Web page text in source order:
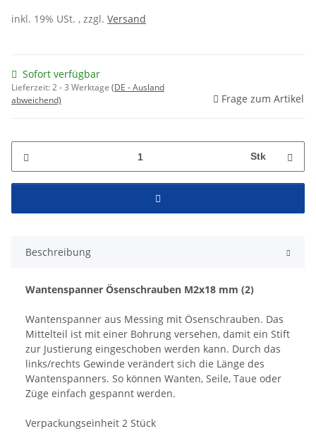
inkl. 19% USt. , zzgl. Versand
Sofort verfügbar
Lieferzeit:2 - 3 Werktage (DE - Ausland
abweichend)
Frage zum Artikel
Stk
Beschreibung
Wantenspanner Ösenschrauben M2x18 mm (2)
Wantenspanner aus Messing mit Ösenschrauben. Das
Mittelteil ist mit einer Bohrung versehen, damit ein Stift
zur Justierung eingeschoben werden kann. Durch das
links/rechts Gewinde verändert sich die Länge des
Wantenspanners. So können Wanten, Seile, Taue oder
Züge einfach gespannt werden.
Verpackungseinheit 2 Stück